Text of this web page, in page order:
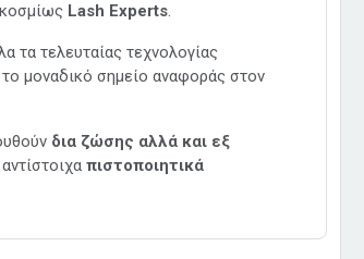
Lash Experts.
τα τελευταίας τεχνολογίας
μοναδικό σημείο αναφοράς στον
δια ζώσης αλλά και εξ
πιστοποιητικά